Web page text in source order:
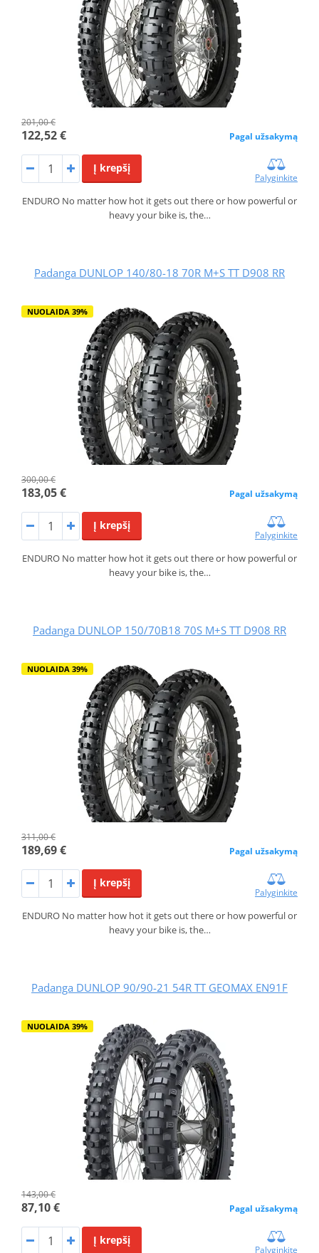
201,00 €
122,52 € Pagal užsakymą
Į krepšį
Palyginkite
ENDURO No matter how hot it gets out there or how powerful or
heavy your bike is, the…
Padanga DUNLOP 140/80-18 70R M+S TT D908 RR
NUOLAIDA 39%
300,00 €
183,05 € Pagal užsakymą
Į krepšį
Palyginkite
ENDURO No matter how hot it gets out there or how powerful or
heavy your bike is, the…
Padanga DUNLOP 150/70B18 70S M+S TT D908 RR
NUOLAIDA 39%
311,00 €
189,69 € Pagal užsakymą
Į krepšį
Palyginkite
ENDURO No matter how hot it gets out there or how powerful or
heavy your bike is, the…
Padanga DUNLOP 90/90-21 54R TT GEOMAX EN91F
NUOLAIDA 39%
143,00 €
87,10 € Pagal užsakymą
Į krepšį
Palyginkite